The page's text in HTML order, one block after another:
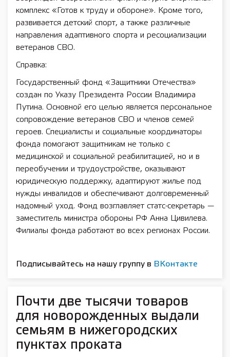
комплекс «Готов к труду и обороне». Кроме того,
развивается детский спорт, а также различные
направления адаптивного спорта и ресоциализации
ветеранов СВО.
Справка:
Государственный фонд «Защитники Отечества»
создан по Указу Президента России Владимира
Путина. Основной его целью является персональное
сопровождение ветеранов СВО и членов семей
героев. Специалисты и социальные координаторы
фонда помогают защитникам не только с
медицинской и социальной реабилитацией, но и в
переобучении и трудоустройстве, оказывают
юридическую поддержку, адаптируют жилье под
нужды инвалидов и обеспечивают долговременный
надомный уход. Фонд возглавляет статс-секретарь —
заместитель министра обороны РФ Анна Цивилева.
Филиалы фонда работают во всех регионах России.
Подписывайтесь на нашу группу в ВКонтакте
Почти две тысячи товаров
для новорожденных выдали
семьям в нижегородских
пунктах проката